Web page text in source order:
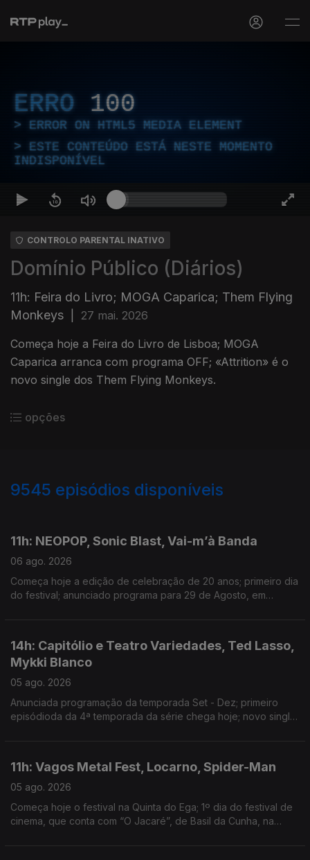
ERRO 100
ERROR ON HTML5 MEDIA ELEMENT
ESTE CONTEÚDO ESTÁ NESTE MOMENTO
INDISPONÍVEL
CONTROLO PARENTAL INATIVO
Domínio Público (Diários)
11h: Feira do Livro; MOGA Caparica; Them Flying
Monkeys
27 mai. 2026
Começa hoje a Feira do Livro de Lisboa; MOGA
Caparica arranca com programa OFF; «Attrition» é o
novo single dos Them Flying Monkeys.
opções
9545 episódios disponíveis
11h: NEOPOP, Sonic Blast, Vai-m’à Banda
06 ago. 2026
Começa hoje a edição de celebração de 20 anos; primeiro dia
do festival; anunciado programa para 29 de Agosto, em
14h: Capitólio e Teatro Variedades, Ted Lasso,
Mykki Blanco
05 ago. 2026
Anunciada programação da temporada Set - Dez; primeiro
episódioda da 4ª temporada da série chega hoje; novo single:
11h: Vagos Metal Fest, Locarno, Spider-Man
05 ago. 2026
Começa hoje o festival na Quinta do Ega; 1º dia do festival de
cinema, que conta com “O Jacaré”, de Basil da Cunha, na